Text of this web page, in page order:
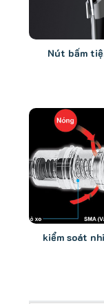
Nút bấm
kiểm soát